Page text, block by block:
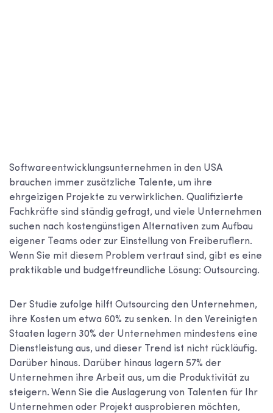
Softwareentwicklungsunternehmen in den USA
brauchen immer zusätzliche Talente, um ihre
ehrgeizigen Projekte zu verwirklichen. Qualifizierte
Fachkräfte sind ständig gefragt, und viele Unternehmen
suchen nach kostengünstigen Alternativen zum Aufbau
eigener Teams oder zur Einstellung von Freiberuflern.
Wenn Sie mit diesem Problem vertraut sind, gibt es eine
praktikable und budgetfreundliche Lösung: Outsourcing.
Der Studie zufolge hilft Outsourcing den Unternehmen,
ihre Kosten um etwa 60% zu senken. In den Vereinigten
Staaten lagern 30% der Unternehmen mindestens eine
Dienstleistung aus, und dieser Trend ist nicht rückläufig.
Darüber hinaus. Darüber hinaus lagern 57% der
Unternehmen ihre Arbeit aus, um die Produktivität zu
steigern. Wenn Sie die Auslagerung von Talenten für Ihr
Unternehmen oder Projekt ausprobieren möchten,